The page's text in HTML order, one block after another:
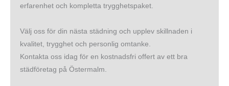
erfarenhet och kompletta trygghetspaket.
Välj oss för din nästa städning och upplev skillnaden i
kvalitet, trygghet och personlig omtanke.
Kontakta oss idag för en kostnadsfri offert av ett bra
städföretag på Östermalm.